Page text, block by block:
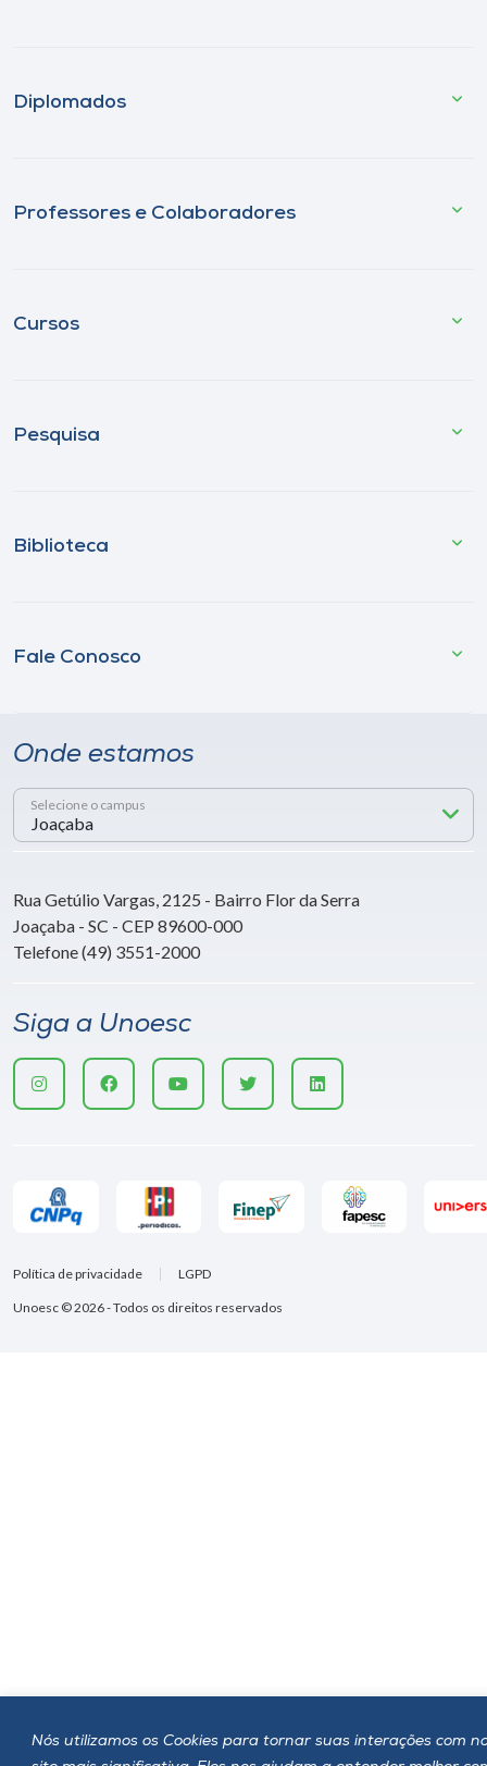
Nós utilizamos os Cookies para tornar suas interações com
Diplomados
Professores e Colaboradores
Cursos
Pesquisa
Biblioteca
Fale Conosco
Onde estamos
Selecione o campus
Rua Getúlio Vargas, 2125 - Bairro Flor da Serra
Joaçaba - SC - CEP 89600-000
Telefone (49) 3551-2000
Siga a Unoesc
Unoesc © 2026 - Todos os direitos reservados
Política de privacidade LGPD